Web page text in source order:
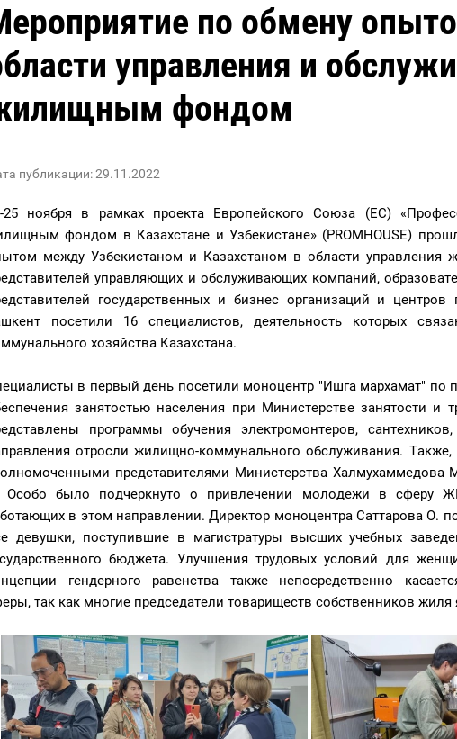
по обмену
управления и
фондом
публикации: 29.11.2022
25 ноября в рамках проекта Европейского Союза (ЕС)
фондом в Казахстане и Узбекистане» (PROMHOUSE)
между Узбекистаном и Казахстаном в области управления
управляющих и обслуживающих компаний,
государственных и бизнес организаций и центров
посетили 16 специалистов, деятельность которых
хозяйства Казахстана.
в первый день посетили моноцентр "Ишга мархамат" по
занятостью населения при Министерстве занятости и
программы обучения электромонтеров,
отросли жилищно-коммунального обслуживания. Также,
представителями Министерства Халмухаммедова
Особо было подчеркнуто о привлечении молодежи в сферу
в этом направлении. Директор моноцентра Саттарова О.
девушки, поступившие в магистратуры высших учебных
бюджета. Улучшения трудовых условий для
гендерного равенства также непосредственно
так как многие председатели товариществ собственников